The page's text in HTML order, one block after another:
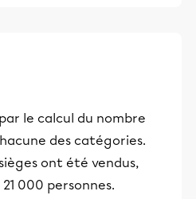
le calcul du nombre
des catégories.
ont été vendus,
000 personnes.